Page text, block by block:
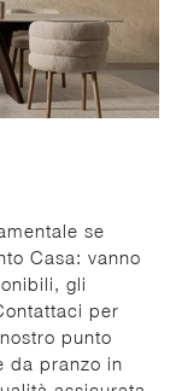
se
Casa: vanno
gli
per
punto
da pranzo in